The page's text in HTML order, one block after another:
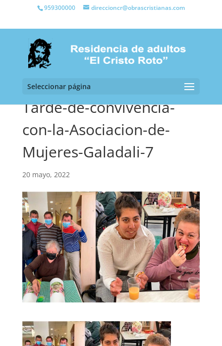
959300000 direccioncr@obrascristianas.com
Seleccionar página
Tarde-de-convivencia-
con-la-Asociacion-de-
Mujeres-Galadali-7
20 mayo, 2022